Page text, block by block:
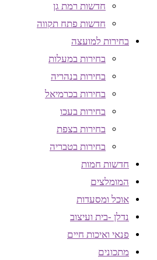
חדשות רמת גן
חדשות פתח תקווה
בחירות למועצה
בחירות במעלות
בחירות בנהריה
בחירות בכרמיאל
בחירות בעכו
בחירות בצפת
בחירות בטבריה
חדשות חמות
המומלצים
אוכל ומסעדות
נדלן -בית ועיצוב
פנאי ואיכות חיים
מתכונים